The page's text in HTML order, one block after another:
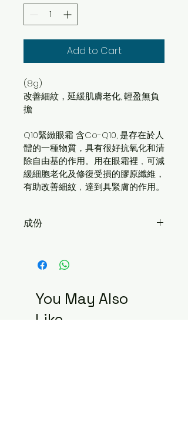
Add to Cart
(8g)​
改善細紋，延緩肌膚老化, 輕盈無負
擔
Q10緊緻眼霜 含Co-Q10, 是存在於人
體的一種物質，具有很好抗氧化和清
除自由基的作用。用在眼霜裡﹐可減
緩細胞老化及修復受損的膠原纖維，
有助改善細紋﹐ 達到具緊膚的作用。
成份
(Calendula extract), 有機茶花籽油
(Organic Camellia oil), 稻谷蛋白肽
(Jojoba oil), 維他命B3 (Vit. B3), 夏威
夷核油(Macadamia nut oil), 乳化
劑 (SAC & Lecithin), 十六醇 (Cetyl
You May Also
Like